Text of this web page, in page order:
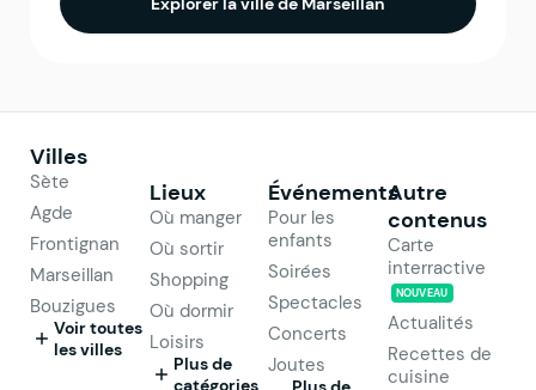
Villes
Sète
Agde
Frontignan
Marseillan
Bouzigues
Voir toutes
les villes
Lieux
Où manger
Où sortir
Shopping
Où dormir
Loisirs
Plus de
catégories
Événements
Pour les
enfants
Soirées
Spectacles
Concerts
Joutes
Autre
contenus
Carte
interractive
NOUVEAU
Actualités
Recettes de
cuisine